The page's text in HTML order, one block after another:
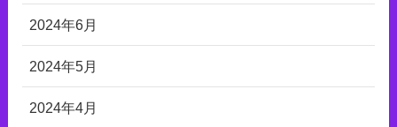
2024年6月
2024年5月
2024年4月